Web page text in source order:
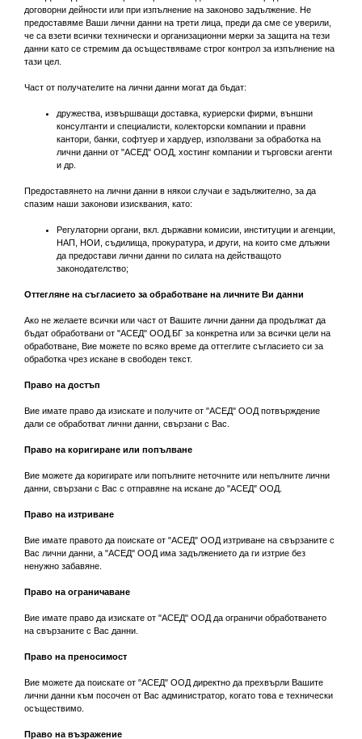
договорни дейности или при изпълнение на законово задължение. Не
предоставяме Ваши лични данни на трети лица, преди да сме се уверили,
че са взети всички технически и организационни мерки за защита на тези
данни като се стремим да осъществяваме строг контрол за изпълнение на
тази цел.
Част от получателите на лични данни могат да бъдат:
дружества, извършващи доставка, куриерски фирми, външни
консултанти и специалисти, колекторски компании и правни
кантори, банки, софтуер и хардуер, използвани за обработка на
лични данни от "АСЕД" ООД, хостинг компании и търговски агенти
и др.
Предоставянето на лични данни в някои случаи е задължително, за да
спазим наши законови изисквания, като:
Регулаторни органи, вкл. държавни комисии, институции и агенции,
НАП, НОИ, съдилища, прокуратура, и други, на които сме длъжни
да предостави лични данни по силата на действащото
законодателство;
Оттегляне на съгласието за обработване на личните Ви данни
Ако не желаете всички или част от Вашите лични данни да продължат да
бъдат обработвани от "АСЕД" ООД.БГ за конкретна или за всички цели на
обработване, Вие можете по всяко време да оттеглите съгласието си за
обработка чрез искане в свободен текст.
Право на достъп
Вие имате право да изискате и получите от "АСЕД" ООД потвърждение
дали се обработват лични данни, свързани с Вас.
Право на коригиране или попълване
Вие можете да коригирате или попълните неточните или непълните лични
данни, свързани с Вас с отправяне на искане до "АСЕД" ООД.
Право на изтриване
Вие имате правото да поискате от "АСЕД" ООД изтриване на свързаните с
Вас лични данни, а "АСЕД" ООД има задължението да ги изтрие без
ненужно забавяне.
Право на ограничаване
Вие имате право да изискате от "АСЕД" ООД да ограничи обработването
на свързаните с Вас данни.
Право на преносимост
Вие можете да поискате от "АСЕД" ООД директно да прехвърли Вашите
лични данни към посочен от Вас администратор, когато това е технически
осъществимо.
Право на възражение